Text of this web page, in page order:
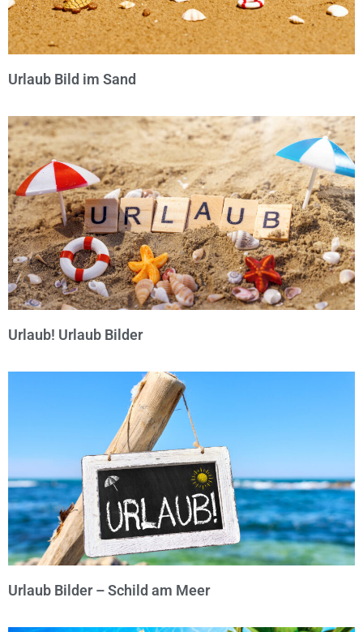
Urlaub Bild im Sand
© Michael Bihlmayer
Urlaub! Urlaub Bilder
Urlaub Bilder – Schild am Meer